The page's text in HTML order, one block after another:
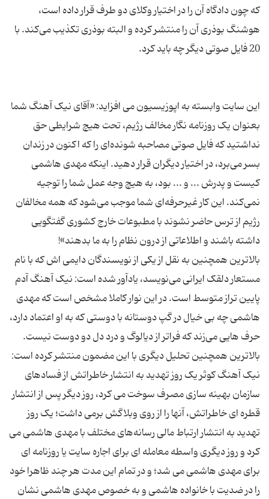
که چون دادگاه آن را در اختیار وکلای دو طرف قرار داده است،
هوشنگ بوذری آن را منتشر کرده و البته بوذری تکذیب می‌کند. با
این سایت وابسته به اپوزیسیون می افزاید: «آقای نیک آهنگ شما
بعنوان یک روزنامه نگار مخالف رژیم، تحت هیچ شرایطی حق
نداشتید که فایل صوتی مصاحبه شونده‌ای را که اکنون در زندان
بسر می‌برد، در اختیار دیگران قرار دهید. اینکه مهدی هاشمی
کیست و پدرش ... و ... بود، به هیچ وجه عمل شما را توجیه
نمی‌کند. این کار غیرحرفه‌ای شما موجب می‌شود که همه مخالفان
رژیم از ترس حاضر نشوند با مطبوعات خارج کشوری گفتگویی
بالاترین همچنین به نقل از یکی از نویسندگان دایمی اش که با نام
مستعار دلقک ایرانی می‌نویسد، یادآور شده است: نیک آهنگ آدم
پایین تراز متوسط است. در این نوار کاملا مشخص است که مهدی
هاشمی چه بی خیال در گپ دوستانه با دوستی که به او اعتماد دارد،
بالاترین همچنین تحلیل دیگری با این مضمون منتشر کرده است:
نیک آهنگ کوثر یک روز تهدید به انتشار خاطراتش از فسادهای
سازمان بهینه سازی مصرف سوخت می کرد، روز دیگر پس از انتشار
قطره ای خاطراتش، آنها را از روی وبلاگش برمی داشت؛ یک روز
تهدید به انتشار ارتباط مالی رسانه‌های مختلف با مهدی هاشمی می
کرد و روز دیگری واسطه معامله ای برای اجاره سایت یا روزنامه ای
برای مهدی هاشمی می شد؛ و در تمام این مدت هر چند ظاهرا خود
را در ضدیت با خانواده هاشمی و به خصوص مهدی هاشمی نشان